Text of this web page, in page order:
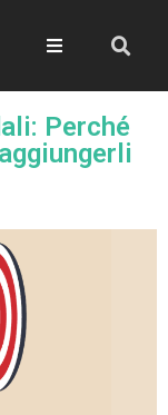
Perché